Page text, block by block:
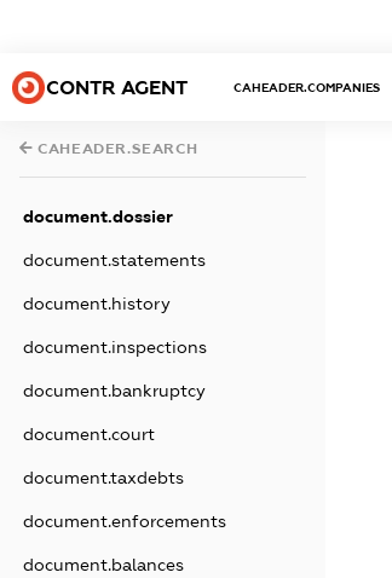
CONTR AGENT CAHEADER.COMPANIES
CAHEADER.SEARCH
document.dossier
document.statements
document.history
document.inspections
document.bankruptcy
document.court
document.taxdebts
document.enforcements
document.balances